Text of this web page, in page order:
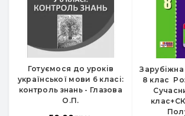
Готуємося до уроків
української мови 6 класі:
контроль знань - Глазова
О.П.
Зарубіжна
8 клас